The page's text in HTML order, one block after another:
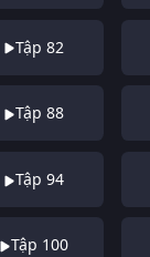
Tập 82
Tập 88
Tập 94
Tập 100